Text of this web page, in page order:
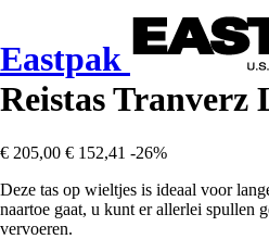
Eastpak
Reistas Tranverz
€ 205,00 € 152,41 -26%
Deze tas op wieltjes is ideaal voor
naartoe gaat, u kunt er allerlei spullen
vervoeren.